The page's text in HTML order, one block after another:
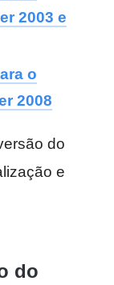
2003 e
o
2008
do
e
do